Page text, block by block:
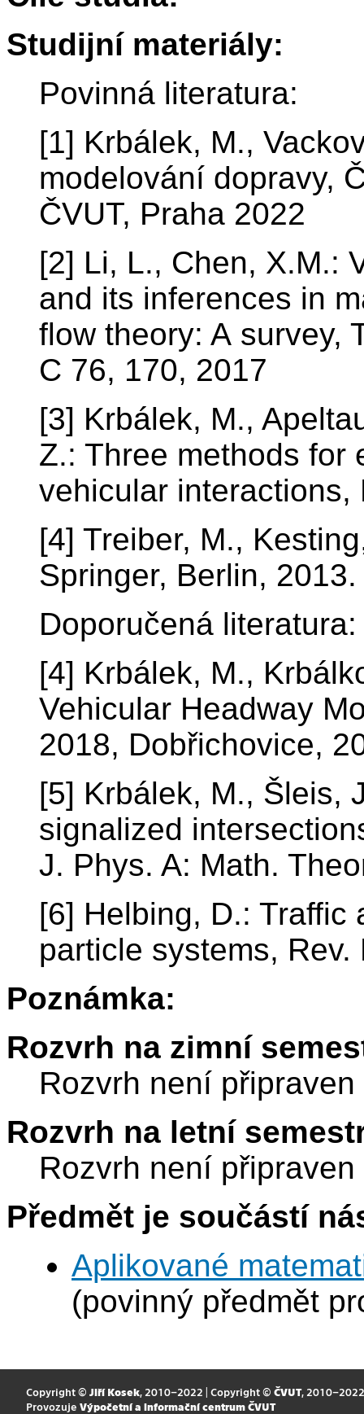
Studijní materiály:
Povinná literatura:
[1] Krbálek, M.,
modelování dopravy,
ČVUT, Praha 2022
[2] Li, L., Chen, X.M.:
and its inferences in
flow theory: A survey,
C 76, 170, 2017
[3] Krbálek, M.,
Z.: Three methods for
vehicular interactions,
[4] Treiber, M.,
Springer, Berlin, 2013.
Doporučená literatura:
[4] Krbálek, M.,
Vehicular Headway
2018, Dobřichovice,
[5] Krbálek, M., Šleis,
signalized
J. Phys. A: Math.
[6] Helbing, D.: Traffic
particle systems,
Poznámka:
Rozvrh na zimní
Rozvrh není připraven
Rozvrh na letní
Rozvrh není připraven
Předmět je součástí
Aplikované
(povinný předmět
Copyright © Jiří Kosek, 2010–2022 | Copyright © ČVUT, 2010–2022
Provozuje Výpočetní a informační centrum ČVUT